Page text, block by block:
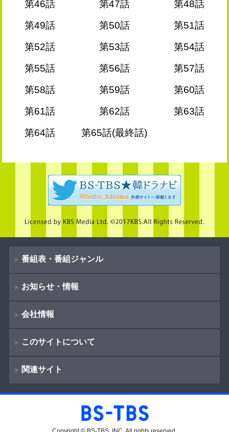
第46話
第47話
第48話
第49話
第50話
第51話
第52話
第53話
第54話
第55話
第56話
第57話
第58話
第59話
第60話
第61話
第62話
第63話
第64話
第65話(最終話)
番組表・番組ジャンル
番組表
番組ジャンル
ドラマ
映画
お知らせ・情報
新着情報
お知らせ
イベント
ショッピング
会社情報
会社概要
（Company Information）
このサイトについて
著作権とリンク
サイトポリシー
関連サイト